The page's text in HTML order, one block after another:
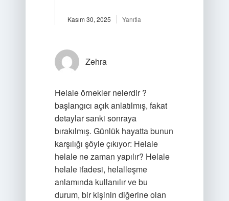
Kasım 30, 2025 Yanıtla
Zehra
Helale örnekler nelerdir ?
başlangıcı açık anlatılmış, fakat
detaylar sanki sonraya
bırakılmış. Günlük hayatta bunun
karşılığı şöyle çıkıyor: Helale
helale ne zaman yapılır? Helale
helale ifadesi, helalleşme
anlamında kullanılır ve bu
durum, bir kişinin diğerine olan